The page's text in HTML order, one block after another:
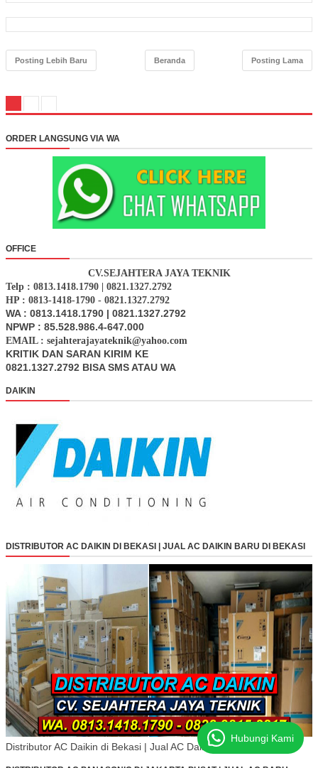
Posting Lebih Baru Posting Lama
Beranda
ORDER LANGSUNG VIA WA
OFFICE
CV.SEJAHTERA JAYA TEKNIK
Telp : 0813.1418.1790 | 0821.1327.2792
HP : 0813-1418-1790 - 0821.1327.2792
WA : 0813.1418.1790 | 0821.1327.2792
NPWP : 85.528.986.4-647.000
EMAIL : sejahterajayateknik@yahoo.com
KRITIK DAN SARAN KIRIM KE
0821.1327.2792 BISA SMS ATAU WA
DAIKIN
DISTRIBUTOR AC DAIKIN DI BEKASI | JUAL AC DAIKIN BARU DI BEKASI
Distributor AC Daikin di Bekasi | Jual AC Daikin Baru di Bekasi
Hubungi Kami